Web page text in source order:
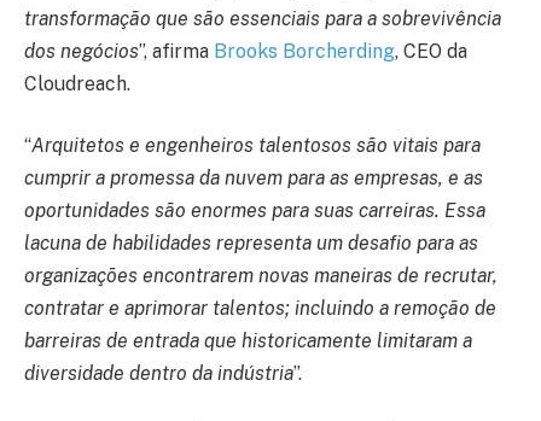
transformação que são essenciais para a sobrevivência
dos negócios”, afirma Brooks Borcherding, CEO da
Cloudreach.
“Arquitetos e engenheiros talentosos são vitais para
cumprir a promessa da nuvem para as empresas, e as
oportunidades são enormes para suas carreiras. Essa
lacuna de habilidades representa um desafio para as
organizações encontrarem novas maneiras de recrutar,
contratar e aprimorar talentos; incluindo a remoção de
barreiras de entrada que historicamente limitaram a
diversidade dentro da indústria”.